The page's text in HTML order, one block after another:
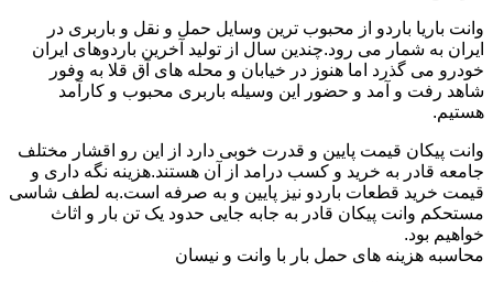
وانت باریا باردو از محبوب ترین وسایل حمل و نقل و باربری در
ایران به شمار می رود.چندین سال از تولید آخرین باردوهای ایران
خودرو می گذرد اما هنوز در خیابان و محله های آق قلا به وفور
شاهد رفت و آمد و حضور این وسیله باربری محبوب و کارآمد
هستیم.
وانت پیکان قیمت پایین و قدرت خوبی دارد از این رو اقشار مختلف
جامعه قادر به خرید و کسب درامد از آن هستند.هزینه نگه داری و
قیمت خرید قطعات باردو نیز پایین و به صرفه است.به لطف شاسی
مستحکم وانت پیکان قادر به جابه جایی حدود یک تن بار و اثاث
خواهیم بود.
محاسبه هزینه های حمل بار با وانت و نیسان